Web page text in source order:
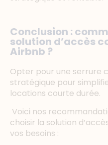
Conclusion :
solution d’accès
Airbnb ?
Opter pour une serrure
stratégique pour
locations courte durée.
Voici nos
choisir la solution
vos besoins :